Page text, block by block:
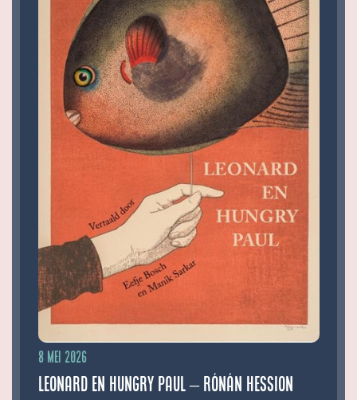
8 mei 2026
Leonard en Hungry Paul – Rónán Hession